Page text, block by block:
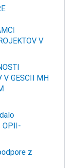
V
V GESCII MH
OPII-
z